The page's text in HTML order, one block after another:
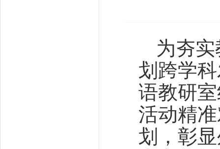
为夯
划跨学
语教研
活动精
划，彰